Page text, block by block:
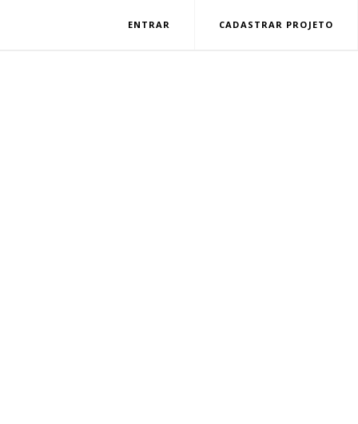
ENTRAR CADASTRAR PROJETO